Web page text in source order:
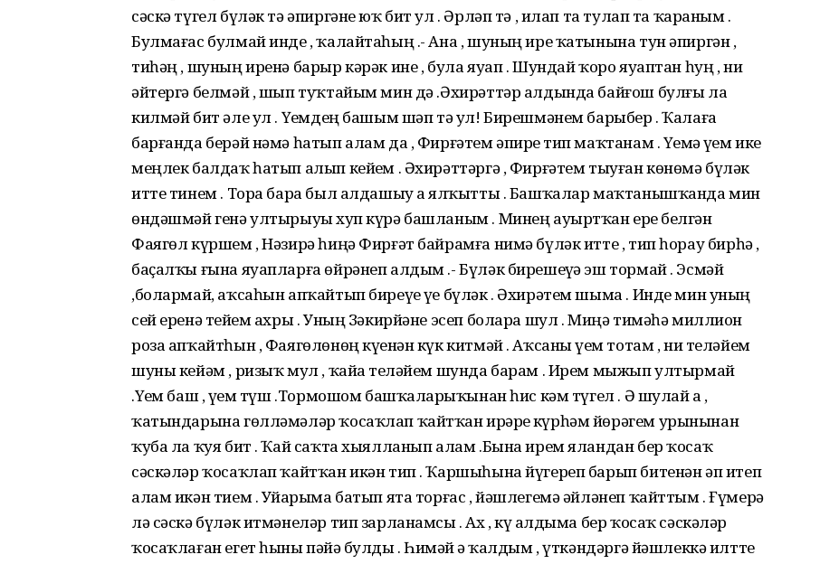
сәскә түгел бүләк тә әпиргәне юҡ бит ул . Әрләп тә , илап та тулап та ҡараным .
Булмағас булмай инде , ҡалайтаһың .- Ана , шуның ире ҡатынына тун әпиргән ,
тиһәң , шуның иренә барыр кәрәк ине , була яуап . Шундай ҡоро яуаптан һуң , ни
әйтергә белмәй , шып туҡтайым мин дә .Әхирәттәр алдында байғош булғы ла
килмәй бит әле ул . Үҙемдең башым шәп тә ул! Бирешмәнем барыбер . Ҡалаға
барғанда берәй нәмә һатып алам да , Фирғәтем әпирҙе тип маҡтанам . Үҙемә үҙем ике
меңлек балдаҡ һатып алып кейҙем . Әхирәттәргә , Фирғәтем тыуған көнөмә бүләк
итте тинем . Тора бара был алдашыу ҙа ялҡытты . Башҡалар маҡтанышҡанда мин
өндәшмәй генә ултырыуҙы хуп күрә башланым . Минең ауыртҡан ерҙе белгән
Фаягөл күршем , Нәзирә һиңә Фирғәт байрамға нимә бүләк итте , тип һорау бирһә ,
баҫалҡы ғына яуапларға өйрәнеп алдым .- Бүләк бирешеүҙә эш тормай . Эсмәй
,болармай, аҡсаһын апҡайтып биреүе үҙе бүләк . Әхирәтем шыма . Инде мин уның
сей еренә тейҙем ахры . Уның Зәкирйәне эсеп болара шул . Миңә тимәһә миллион
роза апҡайтһын , Фаягөлөнөң күҙенән күк китмәй . Аҡсаны үҙем тотам , ни теләйем
шуны кейәм , ризыҡ мул , ҡайҙа теләйем шунда барам . Ирем мыжып ултырмай
.Үҙем баш , үҙем түш .Тормошом башҡаларҙыҡынан һис кәм түгел . Ә шулай ҙа ,
ҡатындарына гөлләмәләр ҡосаҡлап ҡайтҡан ирҙәрҙе күрһәм йөрәгем урынынан
ҡуба ла ҡуя бит . Ҡай саҡта хыялланып алам .Бына ирем яландан бер ҡосаҡ
сәскәләр ҡосаҡлап ҡайтҡан икән тип . Ҡаршыһына йүгереп барып битенән әп итеп
алам икән тием . Уйҙарыма батып ята торғас , йәшлегемә әйләнеп ҡайттым . Ғүмерҙә
лә сәскә бүләк итмәнеләр тип зарланамсы . Ах , күҙ алдыма бер ҡосаҡ сәскәләр
ҡосаҡлаған егет һыны пәйҙә булды . Һиҙмәй ҙә ҡалдым , үткәндәргә йәшлеккә илтте